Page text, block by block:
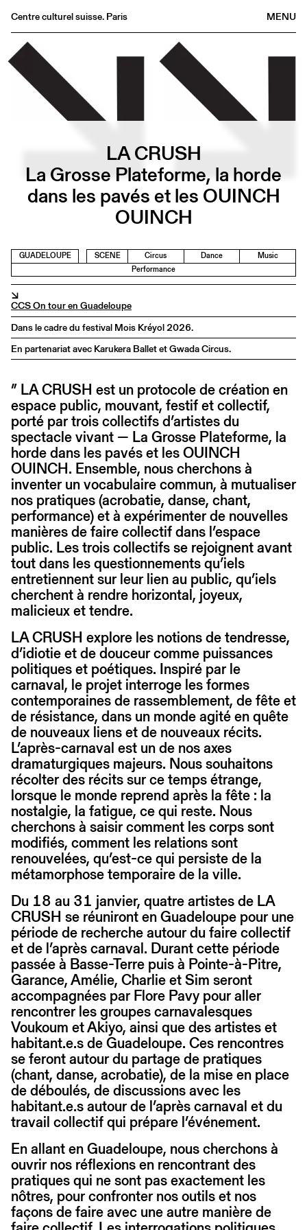
MENU
Centre culturel suisse. Paris
Agenda
Bookshop
Buvette
About
/EN
LA CRUSH
La Grosse Plateforme, la horde
dans les pavés et les OUINCH
OUINCH
GUADELOUPE SCENE Circus Dance
Music
Performance
↘
CCS On tour en Guadeloupe
Dans le cadre du festival Mois Kréyol 2026.
En partenariat avec Karukera Ballet et Gwada Circus.
” LA CRUSH est un protocole de création en
espace public, mouvant, festif et collectif,
porté par trois collectifs d’artistes du
spectacle vivant — La Grosse Plateforme, la
horde dans les pavés et les OUINCH
OUINCH. Ensemble, nous cherchons à
inventer un vocabulaire commun, à mutualiser
nos pratiques (acrobatie, danse, chant,
performance) et à expérimenter de nouvelles
manières de faire collectif dans l’espace
public. Les trois collectifs se rejoignent avant
tout dans les questionnements qu’iels
entretiennent sur leur lien au public, qu’iels
cherchent à rendre horizontal, joyeux,
malicieux et tendre.
LA CRUSH explore les notions de tendresse,
d’idiotie et de douceur comme puissances
politiques et poétiques. Inspiré par le
carnaval, le projet interroge les formes
contemporaines de rassemblement, de fête et
de résistance, dans un monde agité en quête
de nouveaux liens et de nouveaux récits.
L’après-carnaval est un de nos axes
dramaturgiques majeurs. Nous souhaitons
récolter des récits sur ce temps étrange,
lorsque le monde reprend après la fête : la
nostalgie, la fatigue, ce qui reste. Nous
cherchons à saisir comment les corps sont
modifiés, comment les relations sont
renouvelées, qu’est-ce qui persiste de la
métamorphose temporaire de la ville.
Du 18 au 31 janvier, quatre artistes de LA
CRUSH se réuniront en Guadeloupe pour une
période de recherche autour du faire collectif
et de l’après carnaval. Durant cette période
passée à Basse-Terre puis à Pointe-à-Pitre,
Garance, Amélie, Charlie et Sim seront
accompagnées par Flore Pavy pour aller
rencontrer les groupes carnavalesques
Voukoum et Akiyo, ainsi que des artistes et
habitant.e.s de Guadeloupe. Ces rencontres
se feront autour du partage de pratiques
(chant, danse, acrobatie), de la mise en place
de déboulés, de discussions avec les
habitant.e.s autour de l’après carnaval et du
travail collectif qui prépare l’événement.
En allant en Guadeloupe, nous cherchons à
ouvrir nos réflexions en rencontrant des
pratiques qui ne sont pas exactement les
nôtres, pour confronter nos outils et nos
façons de faire avec une autre manière de